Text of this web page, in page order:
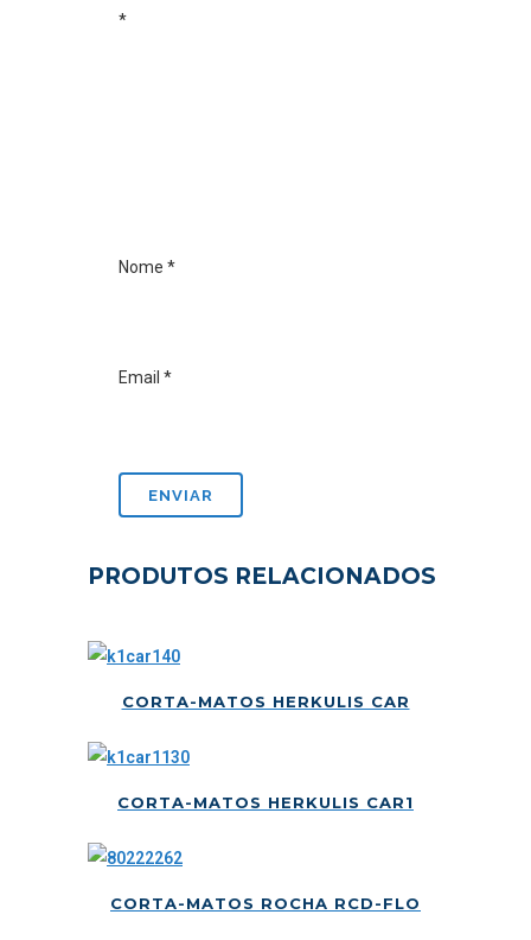
*
Nome *
Email *
PRODUTOS RELACIONADOS
CORTA-MATOS HERKULIS CAR
CORTA-MATOS HERKULIS CAR1
CORTA-MATOS ROCHA RCD-FLO